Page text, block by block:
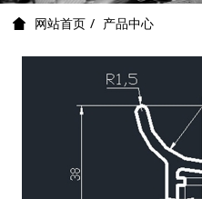
网站首页 产品中心